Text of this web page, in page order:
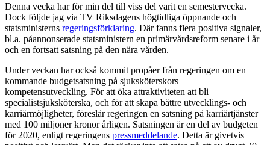
Denna vecka har för min del till viss del varit en semestervecka.
Dock följde jag via TV Riksdagens högtidliga öppnande och
statsministerns regeringsförklaring. Där fanns flera positiva signaler,
bl.a. påannonserade statsministern en primärvårdsreform senare i år
och en fortsatt satsning på den nära vården.
Under veckan har också kommit propåer från regeringen om en
kommande budgetsatsning på sjuksköterskors
kompetensutveckling. För att öka attraktiviteten att bli
specialistsjuksköterska, och för att skapa bättre utvecklings- och
karriärmöjligheter, föreslår regeringen en satsning på karriärtjänster
med 100 miljoner kronor årligen. Satsningen är en del av budgeten
för 2020, enligt regeringens pressmeddelande. Detta är givetvis